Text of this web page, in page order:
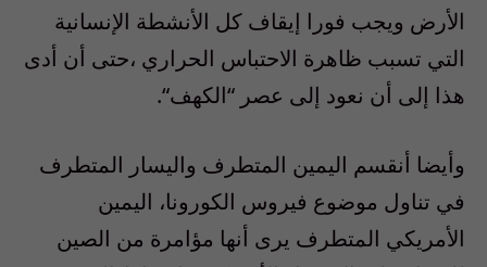
الأرض ويجب فورا إيقاف كل الأنشطة الإنسانية
التي تسبب ظاهرة الاحتباس الحراري ،حتى أن أدى
هذا إلى أن نعود إلى عصر “الكهف“.
وأيضا أنقسم اليمين المتطرف واليسار المتطرف
في تناول موضوع فيروس الكورونا، اليمين
الأمريكي المتطرف يرى أنها مؤامرة من الصين